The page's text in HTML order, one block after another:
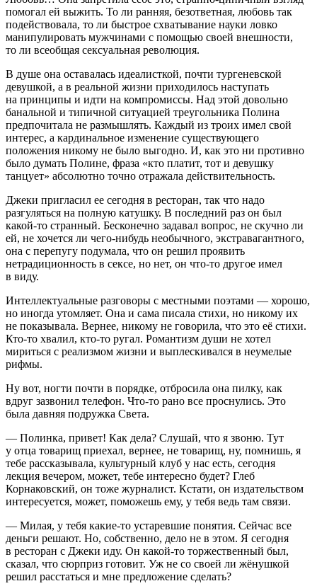
помогал ей выжить. То ли ранняя, безответная, любовь так
подействовала, то ли быстрое схватывание науки ловко
манипулировать мужчинами с помощью своей внешности,
то ли всеобщая сексуальная революция.
В душе она оставалась идеалисткой, почти тургеневской
девушкой, а в реальной жизни приходилось наступать
на принципы и идти на компромиссы. Над этой довольно
банальной и типичной ситуацией треугольника Полина
предпочитала не размышлять. Каждый из троих имел свой
интерес, а кардинальное изменение существующего
положения никому не было выгодно. И, как это ни противно
было думать Полине, фраза «кто платит, тот и девушку
танцует» абсолютно точно отражала действительность.
Джеки пригласил ее сегодня в ресторан, так что надо
разгуляться на полную катушку. В последний раз он был
какой-то странный. Бесконечно задавал вопрос, не скучно ли
ей, не хочется ли чего-нибудь необычного, экстравагантного,
она с перепугу подумала, что он решил проявить
нетрадиционность в сексе, но нет, он что-то другое имел
в виду.
Интеллектуальные разговоры с местными поэтами — хорошо,
но иногда утомляет. Она и сама писала стихи, но никому их
не показывала. Вернее, никому не говорила, что это её стихи.
Кто-то хвалил, кто-то ругал. Романтизм души не хотел
мириться с реализмом жизни и выплескивался в неумелые
рифмы.
Ну вот, ногти почти в порядке, отбросила она пилку, как
вдруг зазвонил телефон. Что-то рано все проснулись. Это
была давняя подружка Света.
— Полинка, привет! Как дела? Слушай, что я звоню. Тут
у отца товарищ приехал, вернее, не товарищ, ну, помнишь, я
тебе рассказывала, культурный клуб у нас есть, сегодня
лекция вечером, может, тебе интересно будет? Глеб
Корнаковский, он тоже журналист. Кстати, он издательством
интересуется, может, поможешь ему, у тебя ведь там связи.
— Милая, у тебя какие-то устаревшие понятия. Сейчас все
деньги решают. Но, собственно, дело не в этом. Я сегодня
в ресторан с Джеки иду. Он какой-то торжественный был,
сказал, что сюрприз готовит. Уж не со своей ли жёнушкой
решил расстаться и мне предложение сделать?